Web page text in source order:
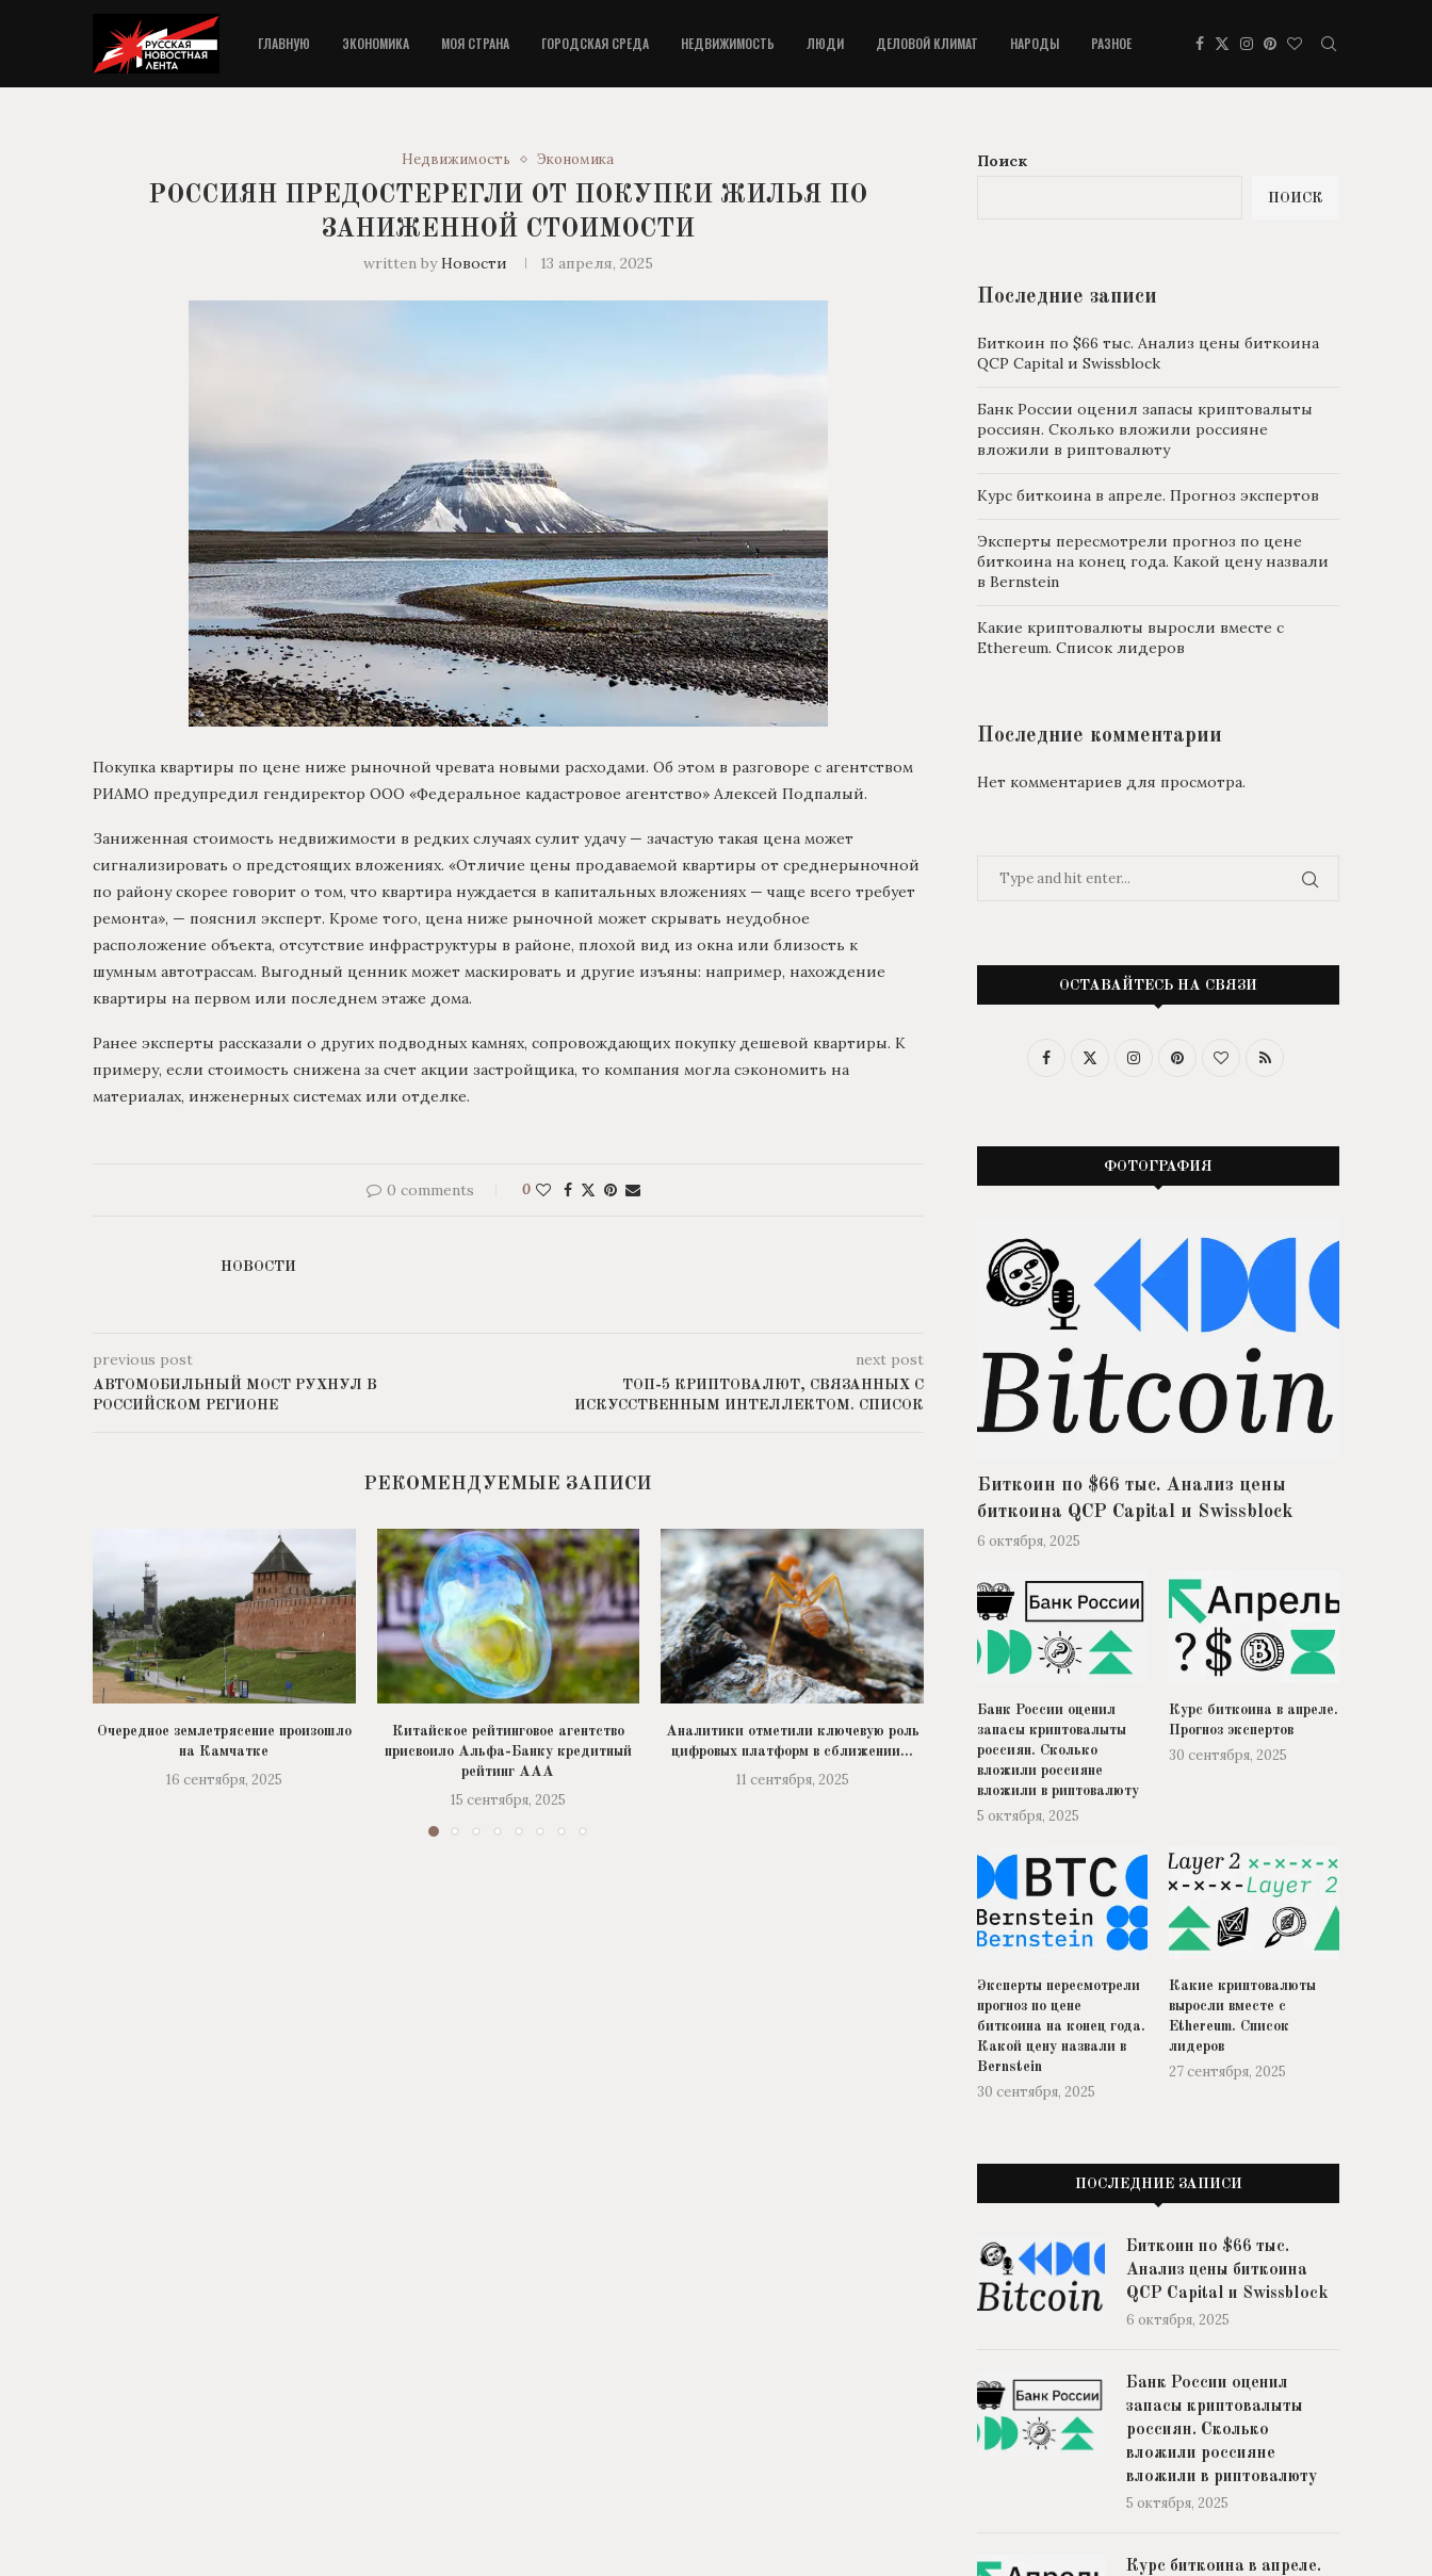
ГЛАВНУЮ ЭКОНОМИКА МОЯ СТРАНА ГОРОДСКАЯ СРЕДА НЕДВИЖИМОСТЬ ЛЮДИ ДЕЛОВОЙ КЛИМАТ НАРОДЫ РАЗНОЕ
Недвижимость Экономика
РОССИЯН ПРЕДОСТЕРЕГЛИ ОТ ПОКУПКИ ЖИЛЬЯ ПО
ЗАНИЖЕННОЙ СТОИМОСТИ
written byНовости 13 апреля, 2025
Покупка квартиры по цене ниже рыночной чревата новыми расходами. Об этом в разговоре с агентством
РИАМО предупредил гендиректор ООО «Федеральное кадастровое агентство» Алексей Подпалый.
Заниженная стоимость недвижимости в редких случаях сулит удачу — зачастую такая цена может
сигнализировать о предстоящих вложениях. «Отличие цены продаваемой квартиры от среднерыночной
по району скорее говорит о том, что квартира нуждается в капитальных вложениях — чаще всего требует
ремонта», — пояснил эксперт. Кроме того, цена ниже рыночной может скрывать неудобное
расположение объекта, отсутствие инфраструктуры в районе, плохой вид из окна или близость к
шумным автотрассам. Выгодный ценник может маскировать и другие изъяны: например, нахождение
квартиры на первом или последнем этаже дома.
Ранее эксперты рассказали о других подводных камнях, сопровождающих покупку дешевой квартиры. К
примеру, если стоимость снижена за счет акции застройщика, то компания могла сэкономить на
материалах, инженерных системах или отделке.
0 comments 0
НОВОСТИ
previous post
АВТОМОБИЛЬНЫЙ МОСТ РУХНУЛ В
РОССИЙСКОМ РЕГИОНЕ
next post
ТОП-5 КРИПТОВАЛЮТ, СВЯЗАННЫХ С
ИСКУССТВЕННЫМ ИНТЕЛЛЕКТОМ. СПИСОК
РЕКОМЕНДУЕМЫЕ ЗАПИСИ
Очередное землетрясение произошло
на Камчатке
16 сентября, 2025
Китайское рейтинговое агентство
присвоило Альфа-Банку кредитный
рейтинг ААА
15 сентября, 2025
Аналитики отметили ключевую роль
цифровых платформ в сближении...
11 сентября, 2025
Россиянам назвали оптимальный
размер комнат в квартире
10 сентября, 2025
Названы регионы
наименьшими
Поиск
ПОИСК
Последние записи
Биткоин по $66 тыс. Анализ цены биткоина
QCP Capital и Swissblock
Банк России оценил запасы криптовалыты
россиян. Сколько вложили россияне
вложили в риптовалюту
Курс биткоина в апреле. Прогноз экспертов
Эксперты пересмотрели прогноз по цене
биткоина на конец года. Какой цену назвали
в Bernstein
Какие криптовалюты выросли вместе с
Ethereum. Список лидеров
Последние комментарии
Нет комментариев для просмотра.
ОСТАВАЙТЕСЬ НА СВЯЗИ
ФОТОГРАФИЯ
Биткоин по $66 тыс. Анализ цены
биткоина QCP Capital и Swissblock
6 октября, 2025
Банк России оценил
запасы криптовалыты
россиян. Сколько
вложили россияне
вложили в риптовалюту
5 октября, 2025
Курс биткоина в апреле.
Прогноз экспертов
30 сентября, 2025
Эксперты пересмотрели
прогноз по цене
биткоина на конец года.
Какой цену назвали в
Bernstein
30 сентября, 2025
Какие криптовалюты
выросли вместе с
Ethereum. Список
лидеров
27 сентября, 2025
ПОСЛЕДНИЕ ЗАПИСИ
Биткоин по $66 тыс.
Анализ цены биткоина
QCP Capital и Swissblock
6 октября, 2025
Банк России оценил
запасы криптовалыты
россиян. Сколько
вложили россияне
вложили в риптовалюту
5 октября, 2025
Курс биткоина в апреле.